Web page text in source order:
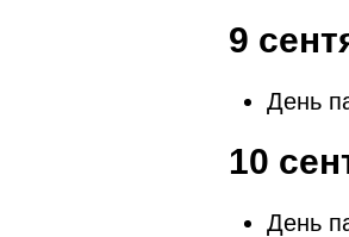
9
День
10
День